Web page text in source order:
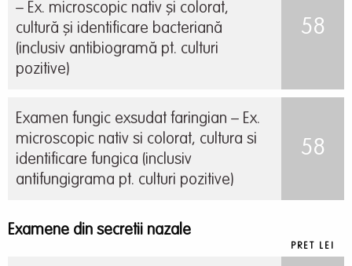
– Ex. microscopic nativ și colorat,
cultură și identificare bacteriană
(inclusiv antibiogramă pt. culturi
pozitive)
58
Examen fungic exsudat faringian – Ex.
microscopic nativ si colorat, cultura si
identificare fungica (inclusiv
antifungigrama pt. culturi pozitive)
58
Examene din secretii nazale
PRET LEI